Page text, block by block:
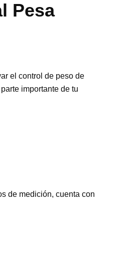
Pesa
el control de peso de
importante de tu
de medición, cuenta con